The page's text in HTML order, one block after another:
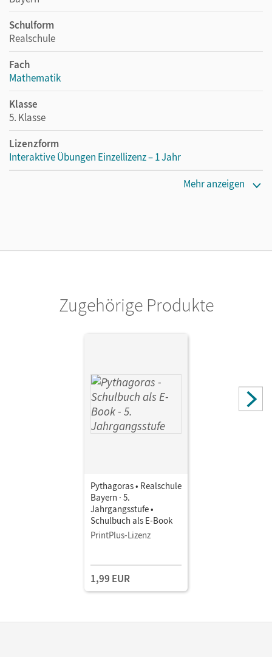
Schulform
Realschule
Fach
Mathematik
Klasse
5. Klasse
Lizenzform
Interaktive Übungen Einzellizenz – 1 Jahr
einer Laufzeit von einem Jahr
Mehr anzeigen
Zugehörige Produkte
Pythagoras • Realschule
Bayern · 5.
Jahrgangsstufe •
Schulbuch als E-Book
PrintPlus-Lizenz
1,99 EUR